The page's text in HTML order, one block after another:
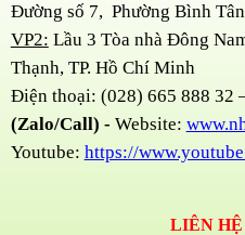
Đường số 7, Phường Bình
VP2: Lầu 3 Tòa nhà Đông
Thạnh, TP. Hồ Chí Minh
Điện thoại: (028) 665 888 32
(Zalo/Call) - Website:
Youtube: https://
LIÊN